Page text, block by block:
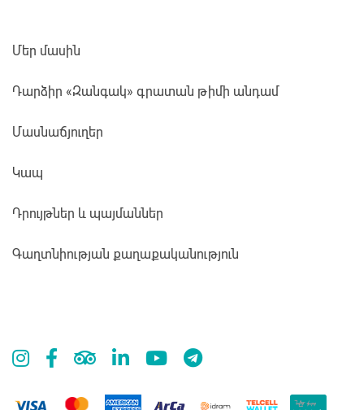
Մեր մասին
Դարձիր «Զանգակ» գրատան թիմի անդամ
Մասնաճյուղեր
Կապ
Դրույթներ և պայմաններ
Գաղտնիության քաղաքականություն